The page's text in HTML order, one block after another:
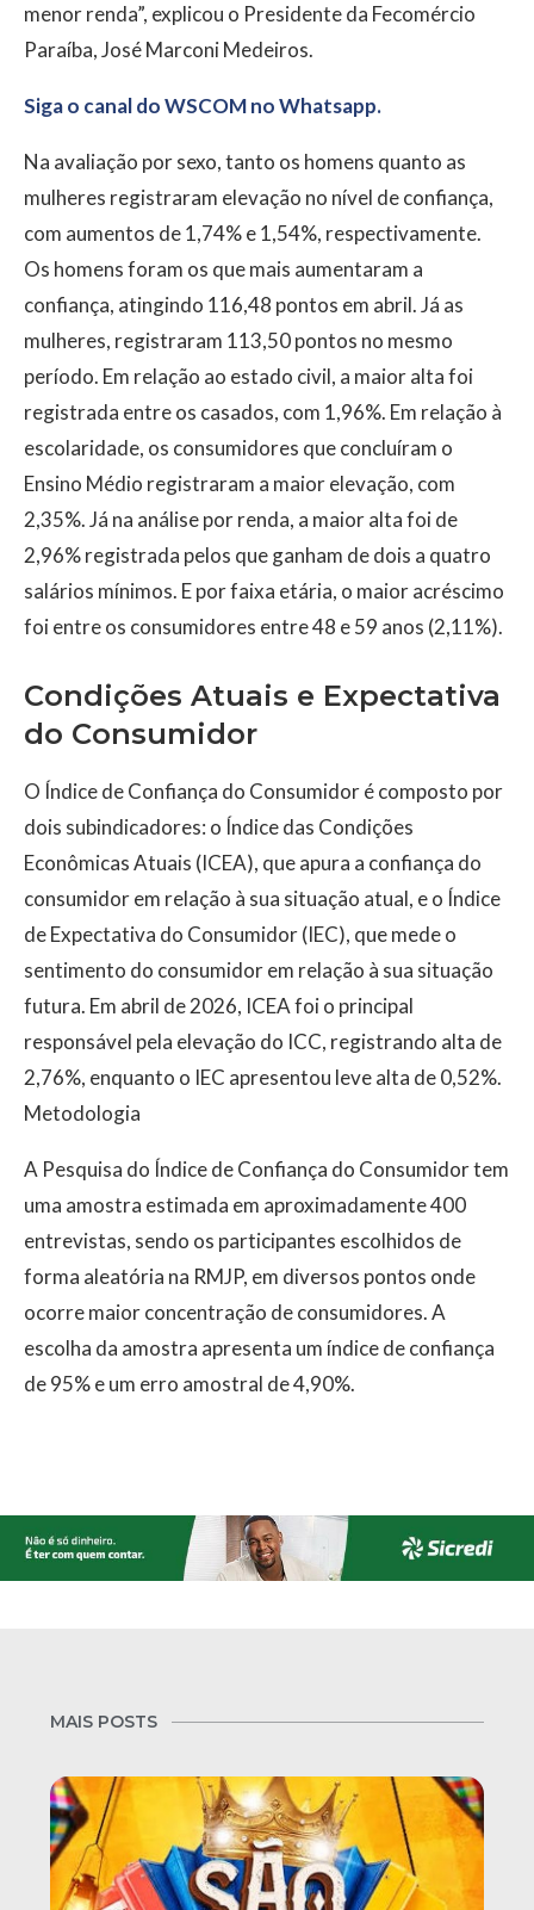
menor renda”, explicou o Presidente da Fecomércio
Paraíba, José Marconi Medeiros.
Siga o canal do WSCOM no Whatsapp.
Na avaliação por sexo, tanto os homens quanto as
mulheres registraram elevação no nível de confiança,
com aumentos de 1,74% e 1,54%, respectivamente.
Os homens foram os que mais aumentaram a
confiança, atingindo 116,48 pontos em abril. Já as
mulheres, registraram 113,50 pontos no mesmo
período. Em relação ao estado civil, a maior alta foi
registrada entre os casados, com 1,96%. Em relação à
escolaridade, os consumidores que concluíram o
Ensino Médio registraram a maior elevação, com
2,35%. Já na análise por renda, a maior alta foi de
2,96% registrada pelos que ganham de dois a quatro
salários mínimos. E por faixa etária, o maior acréscimo
foi entre os consumidores entre 48 e 59 anos (2,11%).
Condições Atuais e Expectativa
do Consumidor
O Índice de Confiança do Consumidor é composto por
dois subindicadores: o Índice das Condições
Econômicas Atuais (ICEA), que apura a confiança do
consumidor em relação à sua situação atual, e o Índice
de Expectativa do Consumidor (IEC), que mede o
sentimento do consumidor em relação à sua situação
futura. Em abril de 2026, ICEA foi o principal
responsável pela elevação do ICC, registrando alta de
2,76%, enquanto o IEC apresentou leve alta de 0,52%.
Metodologia
A Pesquisa do Índice de Confiança do Consumidor tem
uma amostra estimada em aproximadamente 400
entrevistas, sendo os participantes escolhidos de
forma aleatória na RMJP, em diversos pontos onde
ocorre maior concentração de consumidores. A
escolha da amostra apresenta um índice de confiança
de 95% e um erro amostral de 4,90%.
MAIS POSTS